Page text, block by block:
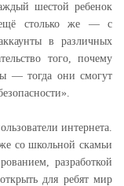
шестой ребенок
ещё столько же — с
в различных
того, почему
— тогда они смогут
интернета.
со школьной скамьи
разработкой
для ребят мир